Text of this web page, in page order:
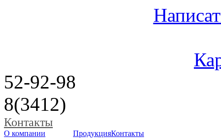
52-92-98
8(3412)
Контакты
О компании ПродукцияКонтакты